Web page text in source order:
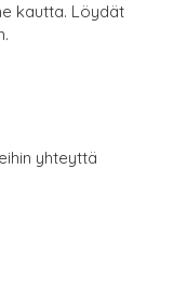
kautta. Löydät
yhteyttä